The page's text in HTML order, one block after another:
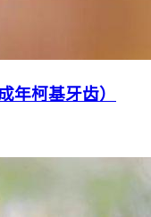
年柯基牙齿）